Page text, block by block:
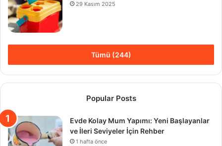
29 Kasım 2025
Tümü (244)
Popular Posts
Evde Kolay Mum Yapımı: Yeni Başlayanlar
ve İleri Seviyeler İçin Rehber
1 hafta önce